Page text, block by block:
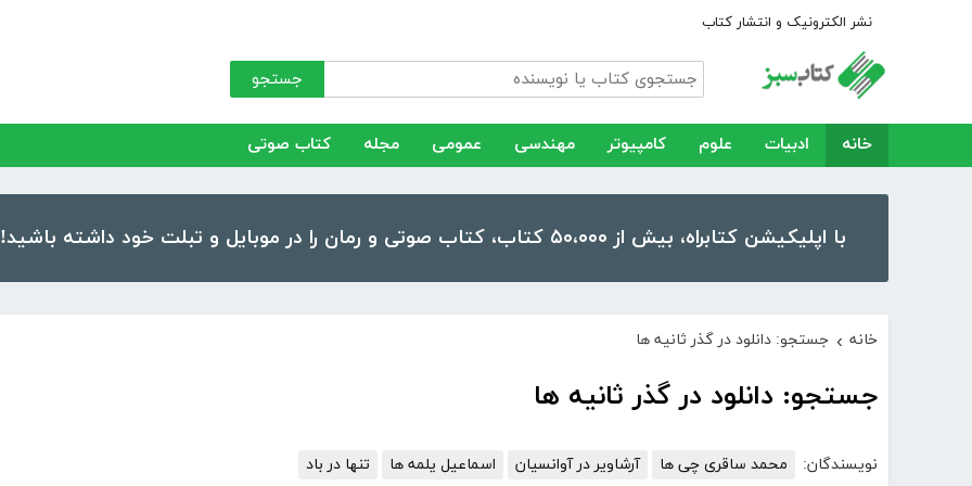
نشر الکترونیک و انتشار کتاب
جستجو
خانه ادبیات علوم کامپیوتر مهندسی عمومی مجله کتاب صوتی
با اپلیکیشن کتابراه، بیش از ۵۰،۰۰۰ کتاب، کتاب صوتی و رمان را در موبایل و تبلت خود داشته باشید!
خانه › جستجو: دانلود در گذر ثانیه ها
جستجو: دانلود در گذر ثانیه ها
نویسندگان: محمد ساقری چی ها آرشاویر در آوانسیان اسماعیل یلمه ها تنها در باد